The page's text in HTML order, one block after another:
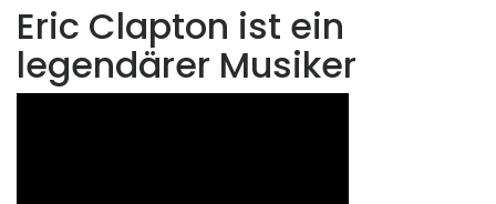
Eric Clapton ist ein
legendärer Musiker